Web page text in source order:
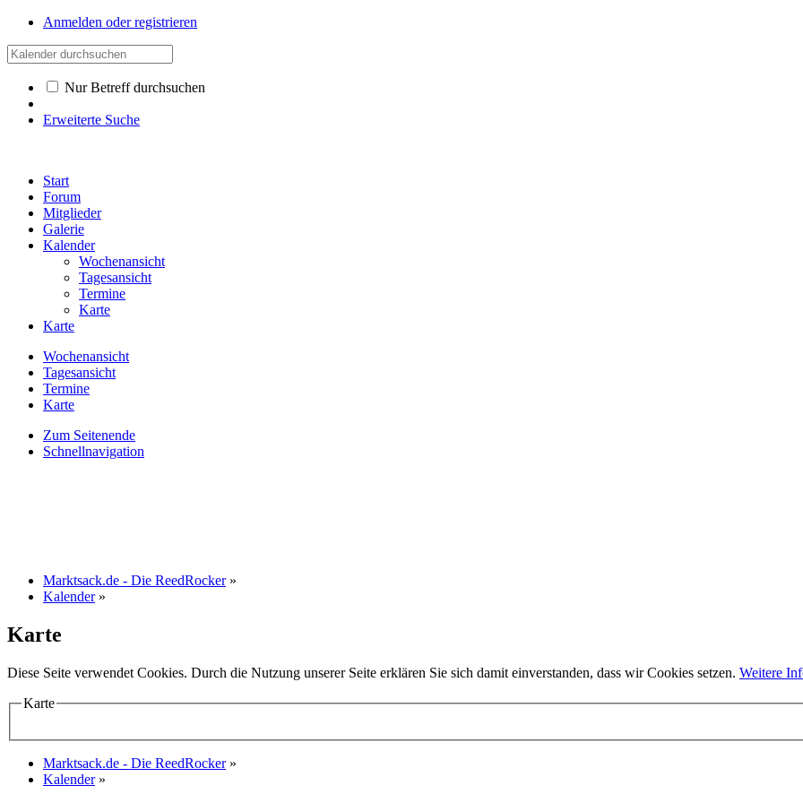
Anmelden oder registrieren
Nur Betreff durchsuchen
Erweiterte Suche
Start
Forum
Mitglieder
Galerie
Kalender
Wochenansicht
Tagesansicht
Termine
Karte
Karte
Wochenansicht
Tagesansicht
Termine
Karte
Zum Seitenende
Schnellnavigation
Marktsack.de - Die ReedRocker »
Kalender »
Karte
Diese Seite verwendet Cookies. Durch die Nutzung unserer Seite erklären Sie sich damit einverstanden, dass wir Cookies setzen. Weitere
Karte
Marktsack.de - Die ReedRocker »
Kalender »